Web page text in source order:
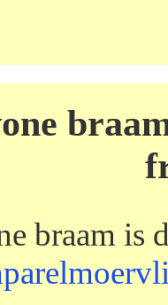
braam is